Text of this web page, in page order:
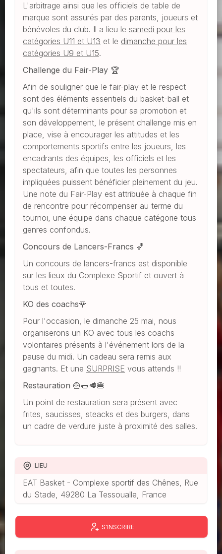
L'arbitrage ainsi que les officiels de table de
marque sont assurés par des parents, joueurs et
bénévoles du club. Il a lieu le samedi pour les
catégories U11 et U13 et le dimanche pour les
catégories U9 et U15.
Challenge du Fair-Play 🏆
Afin de souligner que le fair-play et le respect
sont des éléments essentiels du basket-ball et
qu'ils sont déterminants pour sa promotion et
son développement, le présent challenge mis en
place, vise à encourager les attitudes et les
comportements sportifs entre les joueurs, les
encadrants des équipes, les officiels et les
spectateurs, afin que toutes les personnes
impliquées puissent bénéficier pleinement du jeu.
Une note du Fair-Play est attribuée à chaque fin
de rencontre pour récompenser au terme du
tournoi, une équipe dans chaque catégorie tous
genres confondus.
Concours de Lancers-Francs 🏀
Un concours de lancers-francs est disponible
sur les lieux du Complexe Sportif et ouvert à
tous et toutes.
KO des coachs🌹
Pour l'occasion, le dimanche 25 mai, nous
organiserons un KO avec tous les coachs
volontaires présents à l'événement lors de la
pause du midi. Un cadeau sera remis aux
gagnants. Et une SURPRISE vous attends !!
Restauration 🍟🌭🥩🍔​
Un point de restauration sera présent avec
frites, saucisses, steacks et des burgers, dans
un cadre de verdure juste à proximité des salles.
LIEU
EAT Basket - Complexe sportif des Chênes, Rue
du Stade, 49280 La Tessoualle, France
S'INSCRIRE